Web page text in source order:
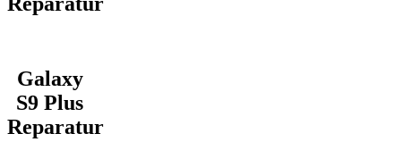
Galaxy
S9 Plus
Reparatur